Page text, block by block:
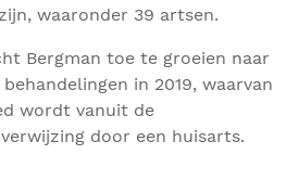
waaronder 39 artsen.
Bergman toe te groeien naar
in 2019, waarvan
wordt vanuit de
door een huisarts.